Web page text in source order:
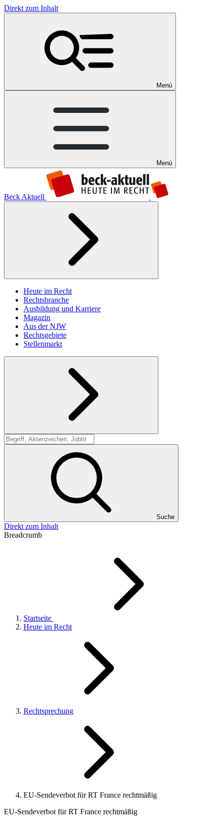
Direkt zum Inhalt
Menü
Menü
Beck Aktuell
Heute im Recht
Rechtsbranche
Ausbildung und Karriere
Magazin
Aus der NJW
Rechtsgebiete
Stellenmarkt
Suche
Suche
Direkt zum Inhalt
Breadcrumb
Startseite
Heute im Recht
Rechtsprechung
EU-Sendeverbot für RT France rechtmäßig
EU-Sendeverbot für RT France rechtmäßig